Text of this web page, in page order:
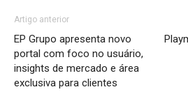
Artigo anterior
EP Grupo apresenta novo
portal com foco no usuário,
insights de mercado e área
exclusiva para clientes